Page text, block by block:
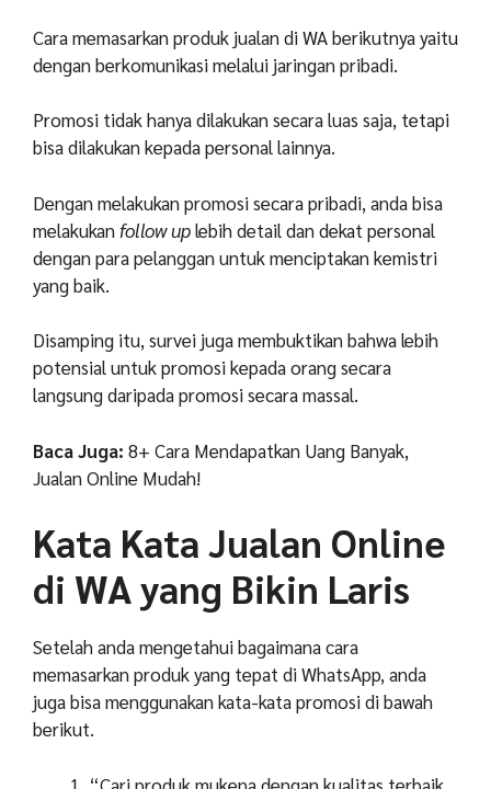
Cara memasarkan produk jualan di WA berikutnya yaitu
dengan berkomunikasi melalui jaringan pribadi.
Promosi tidak hanya dilakukan secara luas saja, tetapi
bisa dilakukan kepada personal lainnya.
Dengan melakukan promosi secara pribadi, anda bisa
melakukanfollow uplebih detail dan dekat personal
dengan para pelanggan untuk menciptakan kemistri
yang baik.
Disamping itu, survei juga membuktikan bahwa lebih
potensial untuk promosi kepada orang secara
langsung daripada promosi secara massal.
Baca Juga: 8+ Cara Mendapatkan Uang Banyak,
Jualan Online Mudah!
Kata Kata Jualan Online
di WA yang Bikin Laris
Setelah anda mengetahui bagaimana cara
memasarkan produk yang tepat di WhatsApp, anda
juga bisa menggunakan kata-kata promosi di bawah
berikut.